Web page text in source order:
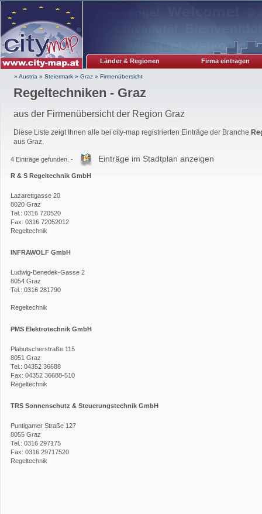
Länder & Regionen Firma eintragen
» Austria » Steiermark » Graz » Firmenübersicht
Regeltechniken - Graz
aus der Firmenübersicht der Region Graz
Diese Liste zeigt Ihnen alle bei city-map registrierten Einträge der Branche
aus Graz.
4 Einträge gefunden. - Einträge im Stadtplan anzeigen
R & S Regeltechnik GmbH
Lazarettgasse 20
8020 Graz
Tel.: 0316 720520
Fax: 0316 72052012
Regeltechnik
INFRAWOLF GmbH
Ludwig-Benedek-Gasse 2
8054 Graz
Tel.: 0316 281790
Regeltechnik
PMS Elektrotechnik GmbH
Plabutscherstraße 115
8051 Graz
Tel.: 04352 36688
Fax: 04352 36688-510
Regeltechnik
TRS Sonnenschutz & Steuerungstechnik GmbH
Puntigamer Straße 127
8055 Graz
Tel.: 0316 297175
Fax: 0316 29717520
Regeltechnik